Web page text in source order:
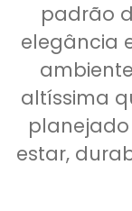
padrão
elegância
altíssima
estar,